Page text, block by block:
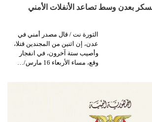
بعدن وسط تصاعد الأنفلات الأمني
الثورة نت / قال مصدر أمني في
عدن، إن اثنين من المجندين قتلا،
وأصيب ستة آخرون، في انفجار
وقع، مساء الأربعاء 16 مارس/…